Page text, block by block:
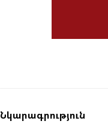
Նկարագրություն